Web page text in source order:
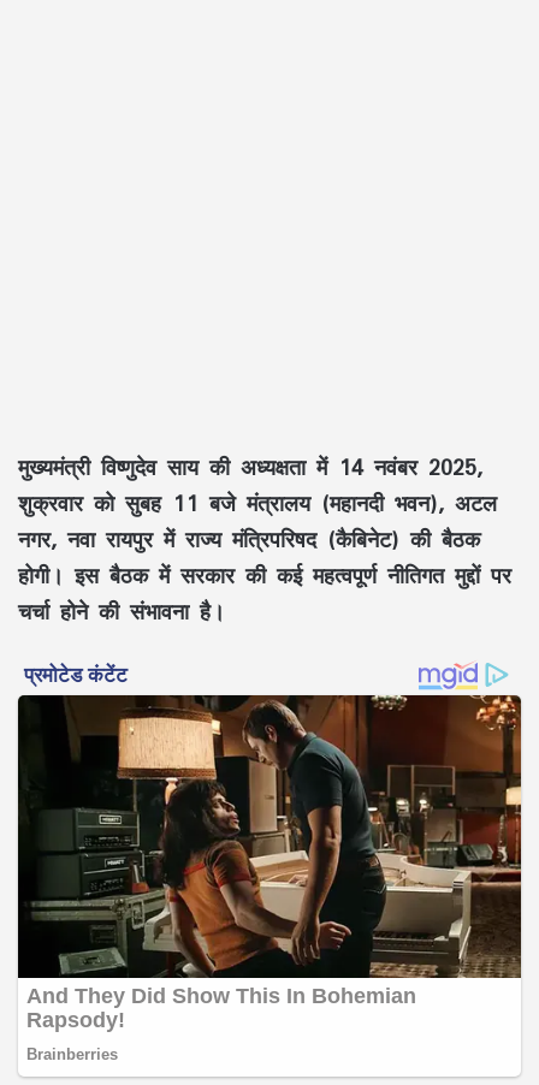
मुख्यमंत्री विष्णुदेव साय की अध्यक्षता में 14 नवंबर 2025,
शुक्रवार को सुबह 11 बजे मंत्रालय (महानदी भवन), अटल
नगर, नवा रायपुर में राज्य मंत्रिपरिषद (कैबिनेट) की बैठक
होगी। इस बैठक में सरकार की कई महत्वपूर्ण नीतिगत मुद्दों पर
चर्चा होने की संभावना है।